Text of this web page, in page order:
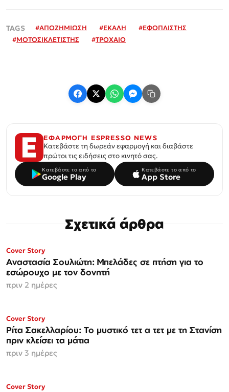
#ΑΠΟΖΗΜΙΩΣΗ #ΕΚΑΛΗ #ΕΦΟΠΛΙΣΤΗΣ
#ΜΟΤΟΣΙΚΛΕΤΙΣΤΗΣ #ΤΡΟΧΑΙΟ
ΕΦΑΡΜΟΓΗ ESPRESSO NEWS
Κατεβάστε τη δωρεάν εφαρμογή και διαβάστε
πρώτοι τις ειδήσεις στο κινητό σας.
Κατεβάστε το από το
Google Play
Κατεβάστε το από το
App Store
Σχετικά άρθρα
ΜΟΝΟ ΣΤΗΝ
Espresso
Cover Story
Αναστασία Σουλιώτη: Μπελάδες σε πτήση για το
εσώρουχο με τον δονητή
πριν 2 ημέρες
ΜΟΝΟ ΣΤΗΝ
Espresso
Cover Story
Ρίτα Σακελλαρίου: Το μυστικό τετ α τετ με τη Στανίση
πριν κλείσει τα μάτια
πριν 3 ημέρες
Cover Story